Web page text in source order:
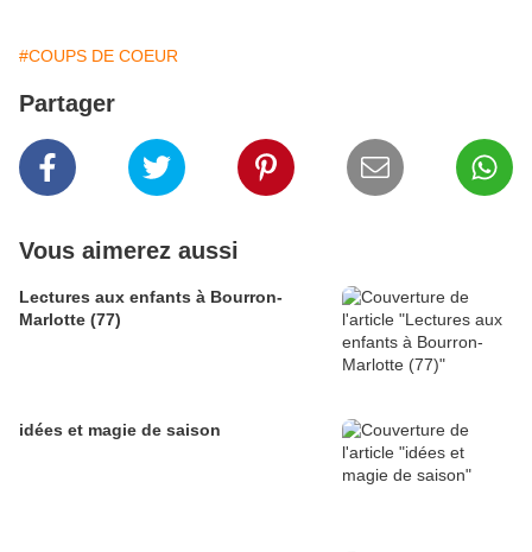
#COUPS DE COEUR
Partager
Vous aimerez aussi
Lectures aux enfants à Bourron-
Marlotte (77)
idées et magie de saison